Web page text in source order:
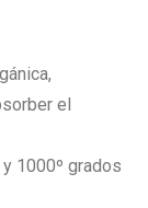
el
1000º grados